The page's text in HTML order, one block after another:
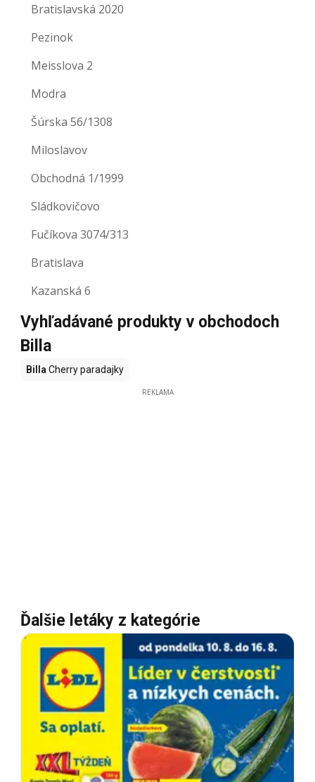
Bratislavská 2020
Pezinok
Meisslova 2
Modra
Šúrska 56/1308
Miloslavov
Obchodná 1/1999
Sládkovičovo
Fučíkova 3074/313
Bratislava
Kazanská 6
Vyhľadávané produkty v obchodoch
Billa
Billa Cherry paradajky
REKLAMA
Ďalšie letáky z kategórie